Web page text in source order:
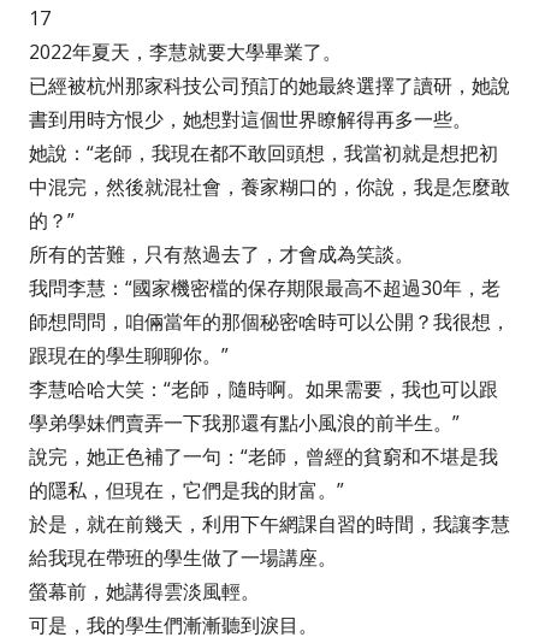
17
2022年夏天，李慧就要大學畢業了。
已經被杭州那家科技公司預訂的她最終選擇了讀研，她說
書到用時方恨少，她想對這個世界瞭解得再多一些。
她說：“老師，我現在都不敢回頭想，我當初就是想把初
中混完，然後就混社會，養家糊口的，你說，我是怎麼敢
的？”
所有的苦難，只有熬過去了，才會成為笑談。
我問李慧：“國家機密檔的保存期限最高不超過30年，老
師想問問，咱倆當年的那個秘密啥時可以公開？我很想，
跟現在的學生聊聊你。”
李慧哈哈大笑：“老師，隨時啊。如果需要，我也可以跟
學弟學妹們賣弄一下我那還有點小風浪的前半生。”
說完，她正色補了一句：“老師，曾經的貧窮和不堪是我
的隱私，但現在，它們是我的財富。”
於是，就在前幾天，利用下午網課自習的時間，我讓李慧
給我現在帶班的學生做了一場講座。
螢幕前，她講得雲淡風輕。
可是，我的學生們漸漸聽到淚目。